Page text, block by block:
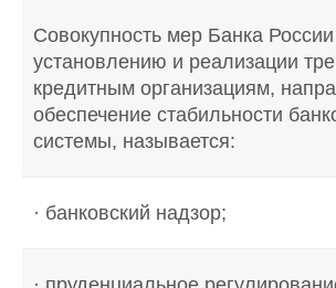
Совокупность мер Банка
установлению и реализации
кредитным организациям,
обеспечение стабильности
системы, называется:
· банковский надзор;